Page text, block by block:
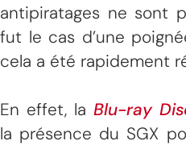
antipiratages ne sont
fut le cas d’une
cela a été rapidement
En effet, la Blu-ray
la présence du SGX